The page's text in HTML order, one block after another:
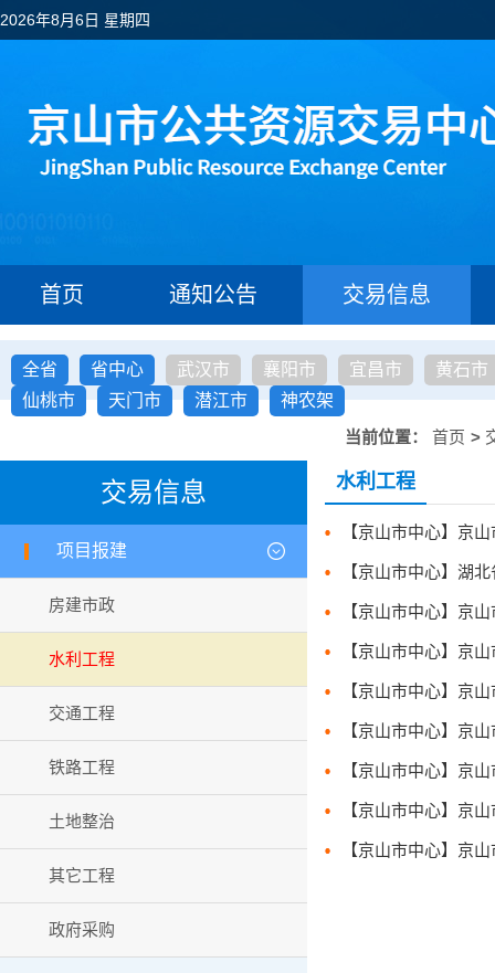
2026年8月6日 星期四
首页 通知公告 交易信息
全省 省中心 武汉市 襄阳市 宜昌市
黄石市
仙桃市
天门市 潜江市
神农架
当前位置： 首页 >
交易信息
项目报建
房建市政
水利工程
交通工程
铁路工程
土地整治
其它工程
政府采购
水利工程
【京山市中心】湖
【京山市中心】京
【京山市中心】京
【京山市中心】京
【京山市中心】京